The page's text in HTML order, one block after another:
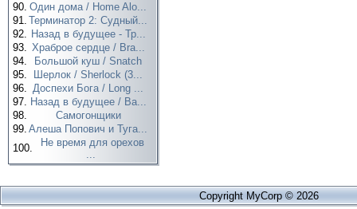
90. Один дома / Home Alo...
91. Терминатор 2: Судный...
92. Назад в будущее - Тр...
93. Храброе сердце / Bra...
94.
Большой куш / Snatch
95.
Шерлок / Sherlock (3...
96. Доспехи Бога / Long ...
97. Назад в будущее / Ba...
98.
Самогонщики
99. Алеша Попович и Туга...
100.
Не время для орехов
...
Copyright MyCorp © 2026